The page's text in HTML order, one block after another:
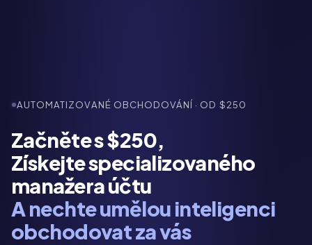
AUTOMATIZOVANÉ OBCHODOVÁNÍ · OD $250
Začněte s $250,
Získejte specializovaného
manažera účtu
A nechte umělou inteligenci
obchodovat za vás